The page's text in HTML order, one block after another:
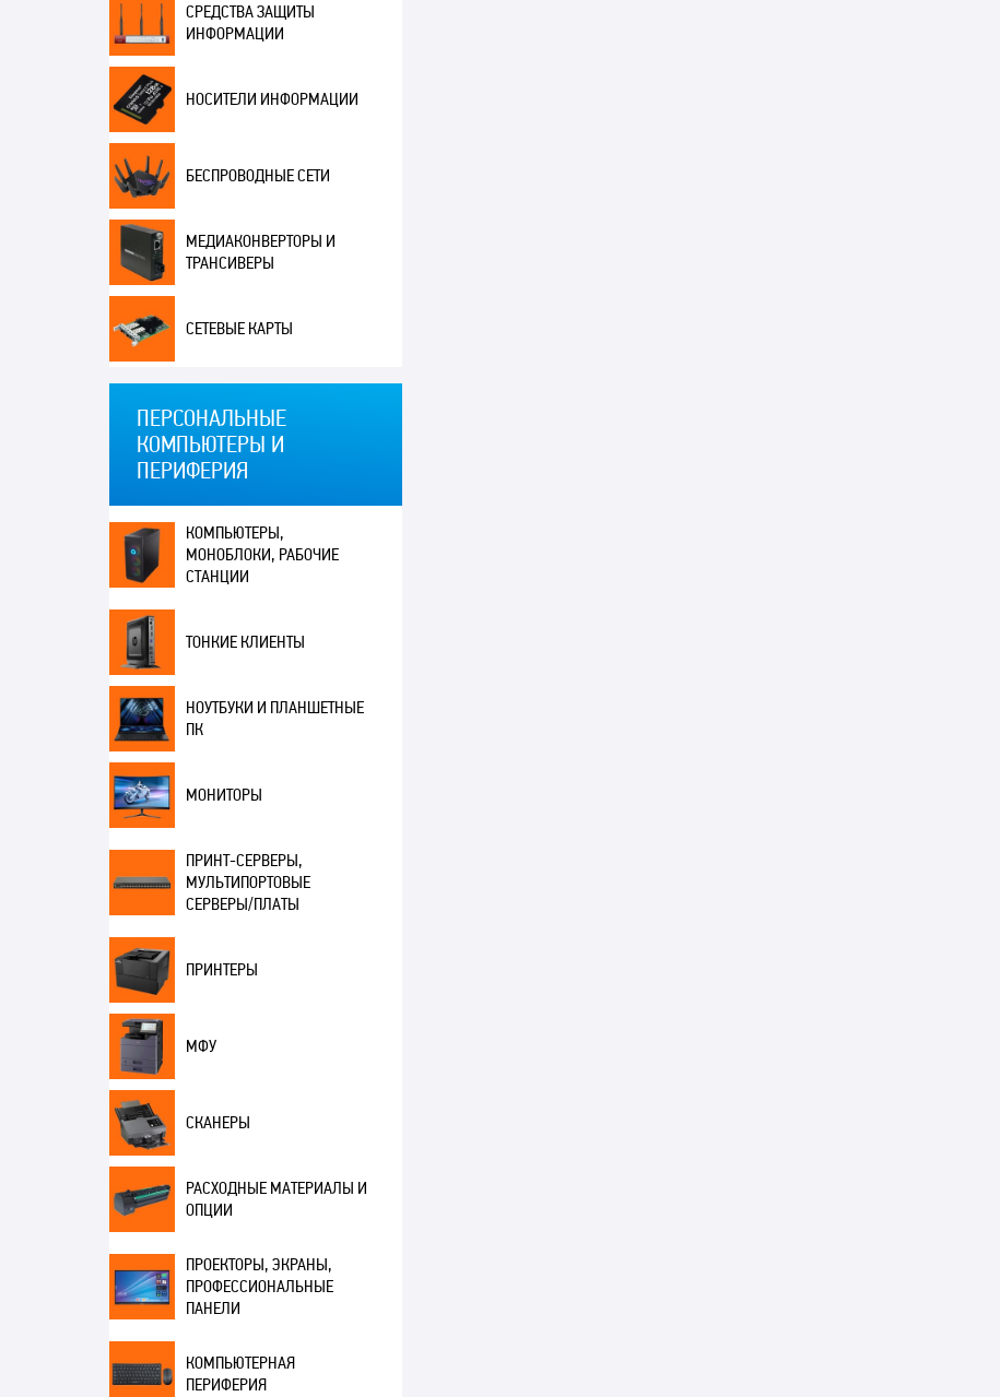
СРЕДСТВА ЗАЩИТЫ
ИНФОРМАЦИИ
НОСИТЕЛИ ИНФОРМАЦИИ
БЕСПРОВОДНЫЕ СЕТИ
МЕДИАКОНВЕРТОРЫ И
ТРАНСИВЕРЫ
СЕТЕВЫЕ КАРТЫ
ПЕРСОНАЛЬНЫЕ
КОМПЬЮТЕРЫ И
ПЕРИФЕРИЯ
КОМПЬЮТЕРЫ,
МОНОБЛОКИ, РАБОЧИЕ
СТАНЦИИ
ТОНКИЕ КЛИЕНТЫ
НОУТБУКИ И ПЛАНШЕТНЫЕ
ПК
МОНИТОРЫ
ПРИНТ-СЕРВЕРЫ,
МУЛЬТИПОРТОВЫЕ
СЕРВЕРЫ/ПЛАТЫ
ПРИНТЕРЫ
МФУ
СКАНЕРЫ
РАСХОДНЫЕ МАТЕРИАЛЫ И
ОПЦИИ
ПРОЕКТОРЫ, ЭКРАНЫ,
ПРОФЕССИОНАЛЬНЫЕ
ПАНЕЛИ
КОМПЬЮТЕРНАЯ
ПЕРИФЕРИЯ